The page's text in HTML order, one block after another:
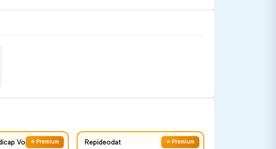
⭐ Premium
Vosges ⭐ Premium
Repideodat